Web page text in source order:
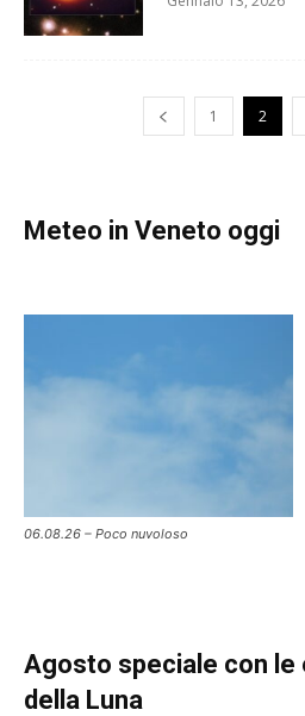
1 2
Meteo in Veneto oggi
06.08.26 – Poco nuvoloso
Agosto speciale con le
della Luna